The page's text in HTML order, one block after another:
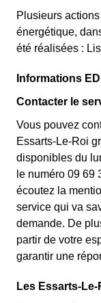
Plusieurs
énergétique,
été réalisées :
Informations
Contacter le
Vous pouvez
Essarts-Le-Roi
disponibles du
le numéro 09 69
écoutez la
service qui va
demande. De
partir de votre
garantir une
Les Essarts-